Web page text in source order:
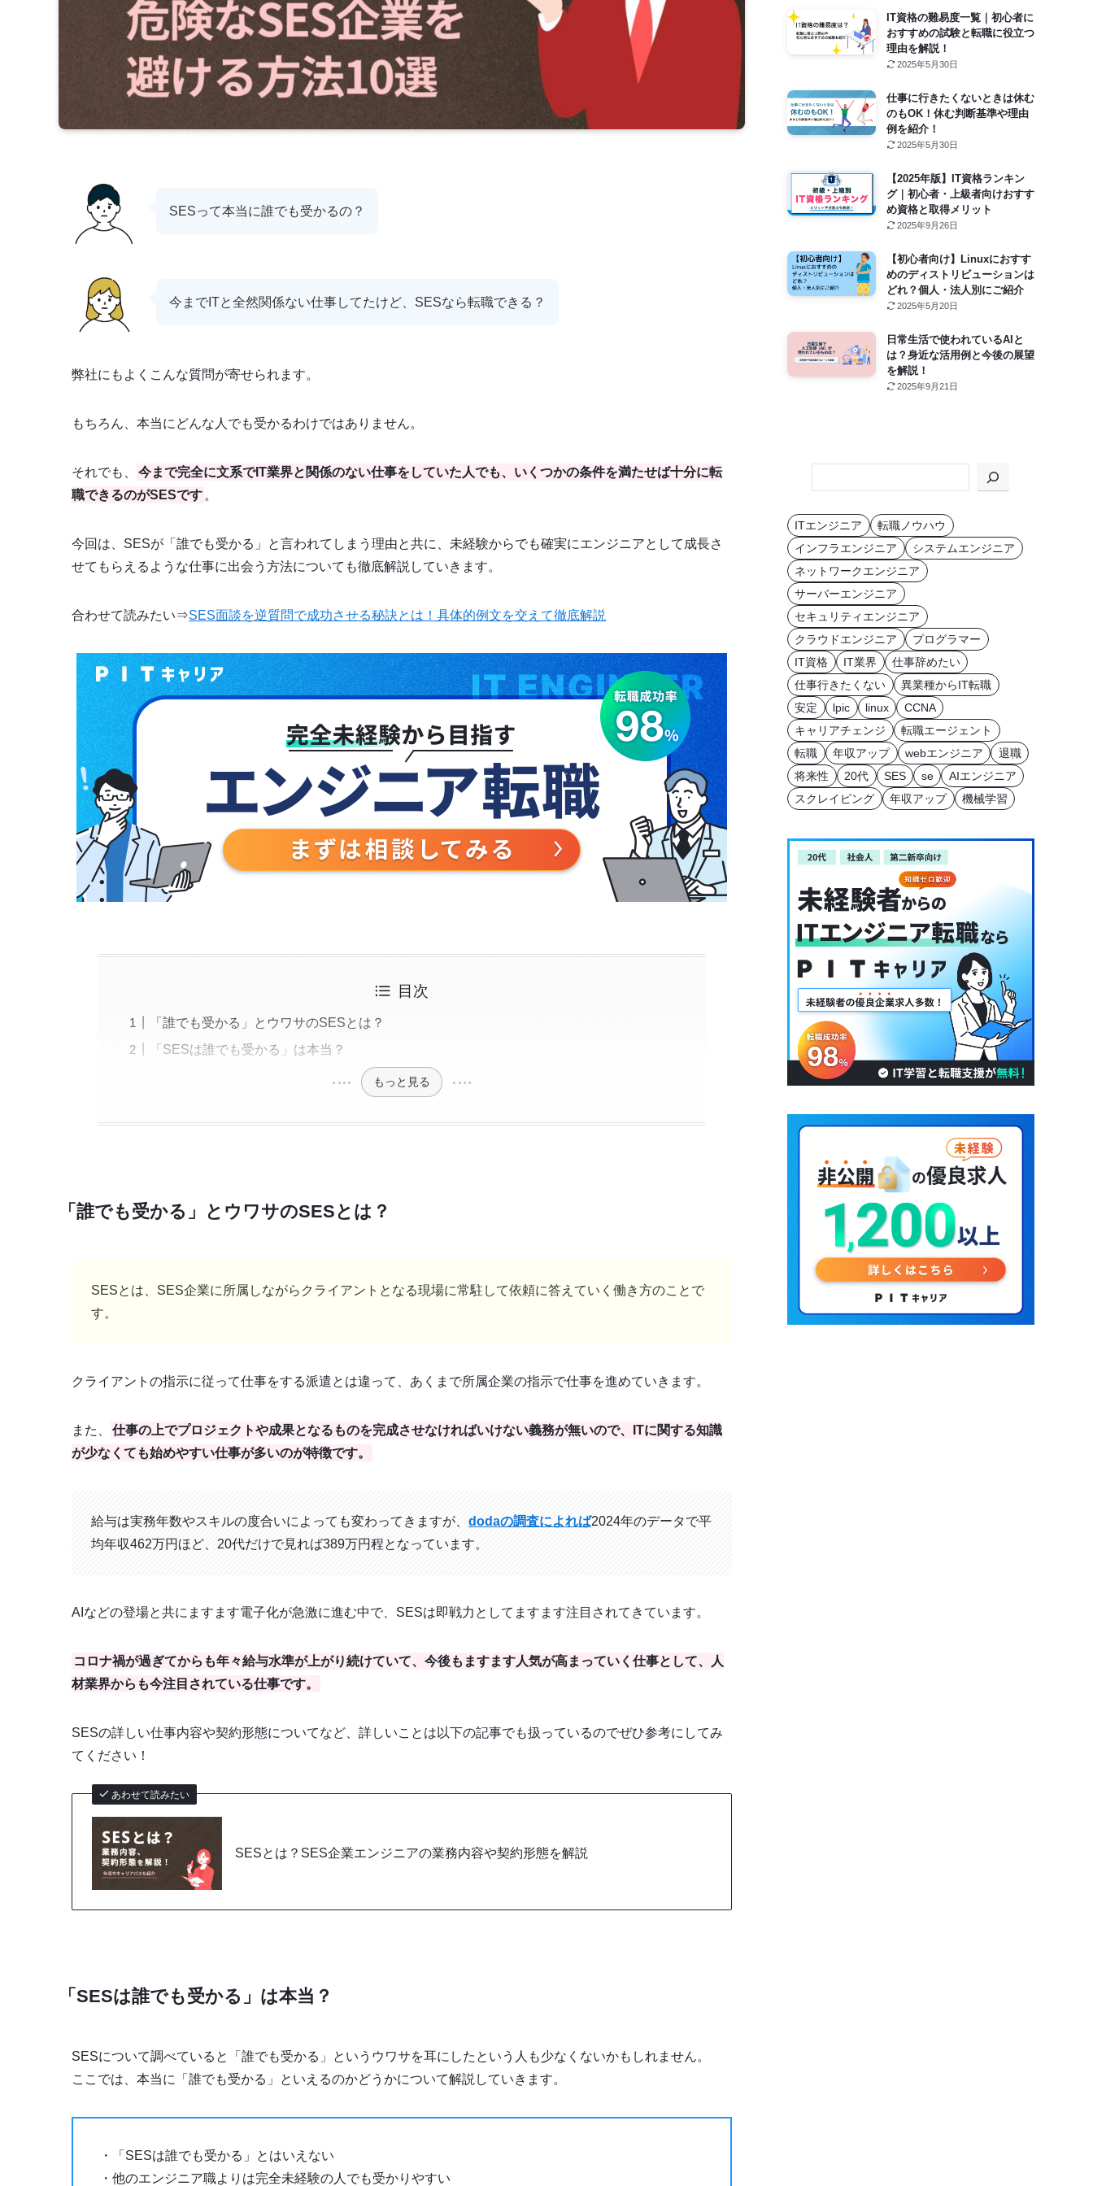
SESって本当に誰でも受かるの？
今までITと全然関係ない仕事してたけど、SESなら転職できる？
弊社にもよくこんな質問が寄せられます。
もちろん、本当にどんな人でも受かるわけではありません。
それでも、
今まで完全に文系でIT業界と関係のない仕事をしていた人でも、いくつかの条件を満たせば十分に転
職できるのがSESです 。
今回は、SESが「誰でも受かる」と言われてしまう理由と共に、未経験からでも確実にエンジニアとして成長さ
せてもらえるような仕事に出会う方法についても徹底解説していきます。
合わせて読みたい⇒SES面談を逆質問で成功させる秘訣とは！具体的例文を交えて徹底解説
目次
「誰でも受かる」とウワサのSESとは？
「SESは誰でも受かる」は本当？
もっと見る
「誰でも受かる」とウワサのSESとは？
SESとは、SES企業に所属しながらクライアントとなる現場に常駐して依頼に答えていく働き方のことで
す。
クライアントの指示に従って仕事をする派遣とは違って、あくまで所属企業の指示で仕事を進めていきます。
また、
仕事の上でプロジェクトや成果となるものを完成させなければいけない義務が無いので、ITに関する知識
が少なくても始めやすい仕事が多いのが特徴です。
給与は実務年数やスキルの度合いによっても変わってきますが、 dodaの調査によれば2024年のデータで平
均年収462万円ほど、20代だけで見れば389万円程となっています。
AIなどの登場と共にますます電子化が急激に進む中で、SESは即戦力としてますます注目されてきています。
コロナ禍が過ぎてからも年々給与水準が上がり続けていて、今後もますます人気が高まっていく仕事として、人
材業界からも今注目されている仕事です。
SESの詳しい仕事内容や契約形態についてなど、詳しいことは以下の記事でも扱っているのでぜひ参考にしてみ
てください！
あわせて読みたい
SESとは？SES企業エンジニアの業務内容や契約形態を解説
「SESは誰でも受かる」は本当？
SESについて調べていると「誰でも受かる」というウワサを耳にしたという人も少なくないかもしれません。
ここでは、本当に「誰でも受かる」といえるのかどうかについて解説していきます。
・「SESは誰でも受かる」とはいえない
・他のエンジニア職よりは完全未経験の人でも受かりやすい
IT資格の難易度一覧｜初心者に
おすすめの試験と転職に役立つ
理由を解説！
2025年5月30日
仕事に行きたくないときは休む
のもOK！休む判断基準や理由
例を紹介！
2025年5月30日
【2025年版】IT資格ランキン
グ｜初心者・上級者向けおすす
め資格と取得メリット
2025年9月26日
【初心者向け】Linuxにおすす
めのディストリビューションは
どれ？個人・法人別にご紹介
2025年5月20日
日常生活で使われているAIと
は？身近な活用例と今後の展望
を解説！
2025年9月21日
ら
探
す
ITエンジニア
転職ノウハウ
インフラエンジニア
システムエンジニア
ネットワークエンジニア
サーバーエンジニア
セキュリティエンジニア
クラウドエンジニア
プログラマー
IT資格
IT業界
仕事辞めたい
仕事行きたくない
異業種からIT転職
安定
lpic linux
CCNA
キャリアチェンジ
転職エージェント
転職
年収アップ webエンジニア
退職
将来性
20代 SES se
AIエンジニア
スクレイピング
年収アップ 機械学習